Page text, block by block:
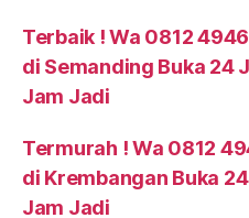
Terbaik ! Wa 0812
di Semanding Buka 24
Jam Jadi
Termurah ! Wa 0812
di Krembangan Buka
Jam Jadi